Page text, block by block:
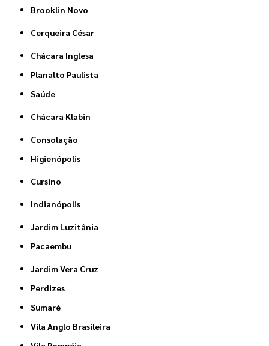
Brooklin Novo
Cerqueira César
Chácara Inglesa
Planalto Paulista
Saúde
Chácara Klabin
Consolação
Higienópolis
Cursino
Indianópolis
Jardim Luzitânia
Pacaembu
Jardim Vera Cruz
Perdizes
Sumaré
Vila Anglo Brasileira